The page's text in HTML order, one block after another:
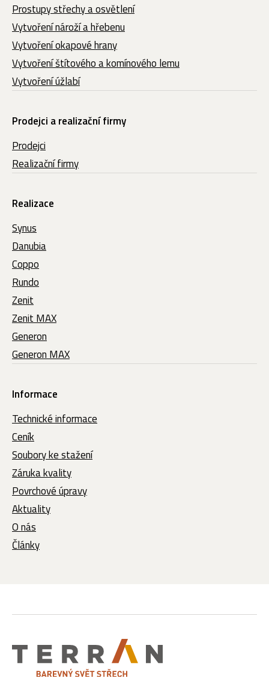
Prostupy střechy a osvětlení
Vytvoření nároží a hřebenu
Vytvoření okapové hrany
Vytvoření štítového a komínového lemu
Vytvoření úžlabí
Prodejci a realizační firmy
Prodejci
Realizační firmy
Realizace
Synus
Danubia
Coppo
Rundo
Zenit
Zenit MAX
Generon
Generon MAX
Informace
Technické informace
Ceník
Soubory ke stažení
Záruka kvality
Povrchové úpravy
Aktuality
O nás
Články